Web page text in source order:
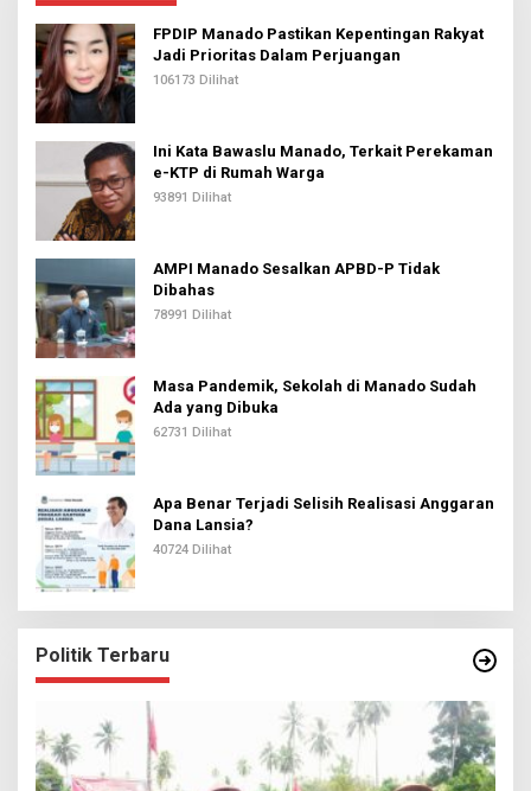
FPDIP Manado Pastikan Kepentingan Rakyat
Jadi Prioritas Dalam Perjuangan
106173 Dilihat
Ini Kata Bawaslu Manado, Terkait Perekaman
e-KTP di Rumah Warga
93891 Dilihat
AMPI Manado Sesalkan APBD-P Tidak
Dibahas
78991 Dilihat
Masa Pandemik, Sekolah di Manado Sudah
Ada yang Dibuka
62731 Dilihat
Apa Benar Terjadi Selisih Realisasi Anggaran
Dana Lansia?
40724 Dilihat
Politik Terbaru